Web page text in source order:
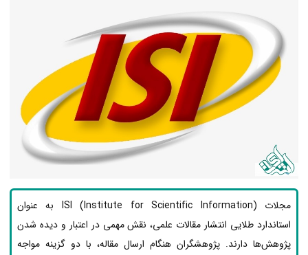
مجلات ISI (Institute for Scientific Information) به عنوان
استاندارد طلایی انتشار مقالات علمی، نقش مهمی در اعتبار و دیده شدن
پژوهش‌ها دارند. پژوهشگران هنگام ارسال مقاله، با دو گزینه مواجه